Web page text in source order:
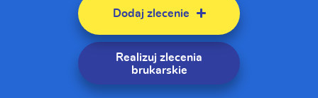
Dodaj zlecenie
Realizuj zlecenia
brukarskie